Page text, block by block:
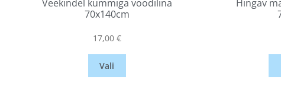
Veekindel kummiga voodilina
70x140cm
17,00 €
Vali
Hingav